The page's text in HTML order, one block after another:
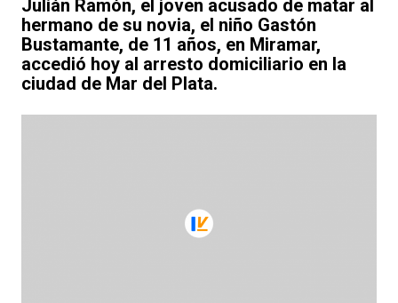
Julián Ramón, el joven acusado de matar al
hermano de su novia, el niño Gastón
Bustamante, de 11 años, en Miramar,
accedió hoy al arresto domiciliario en la
ciudad de Mar del Plata.